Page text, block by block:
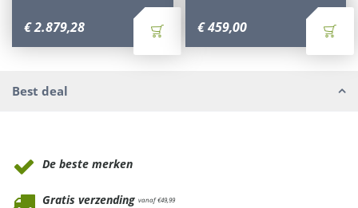
€2.879,28 € 459,00
Best deal
De beste merken
Gratis verzending vanaf €49,99